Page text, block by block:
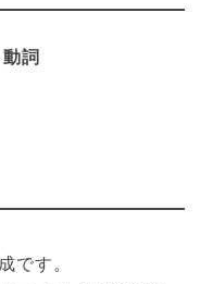
詞
です。